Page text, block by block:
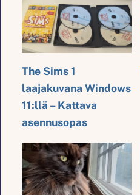
The Sims 1
laajakuvana Windows
11:llä – Kattava
asennusopas